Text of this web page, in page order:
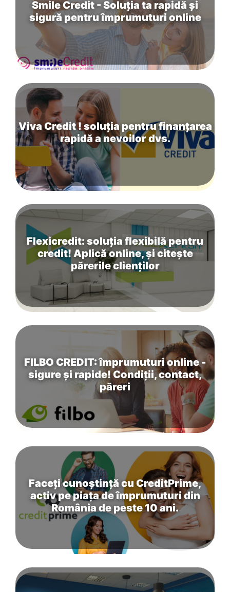
Smile Credit - Soluția ta rapidă și
sigură pentru împrumuturi online
Viva Credit ! soluția pentru finanțarea
rapidă a nevoilor dvs.
Flexicredit: soluția flexibilă pentru
credit! Aplică online, și citește
părerile clienților
FILBO CREDIT: împrumuturi online -
sigure și rapide! Condiții, contact,
păreri
Faceți cunoștință cu CreditPrime,
activ pe piața de împrumuturi din
România de peste 10 ani.